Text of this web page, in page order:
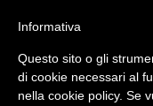
Informativa
Questo sito o gli
di cookie necessari al
nella cookie policy. Se